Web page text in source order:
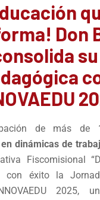
Don
de más de
dinámicas de
Fiscomisional
con éxito la
2025,